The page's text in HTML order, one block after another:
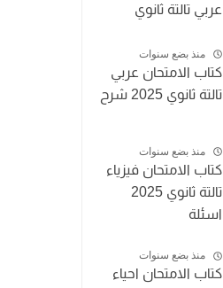
عربي تالتة ثانوي
منذ بضع سنوات
كتاب الامتحان عربي
تالتة ثانوي 2025 شرح
منذ بضع سنوات
كتاب الامتحان فيزياء
تالتة ثانوي 2025
اسئلة
منذ بضع سنوات
كتاب الامتحان احياء